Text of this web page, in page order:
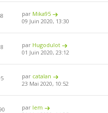
par Mika95
09 Juin 2020, 13:30
par Hugodulot
01 Juin 2020, 23:12
par catalan
23 Mai 2020, 10:52
par lem